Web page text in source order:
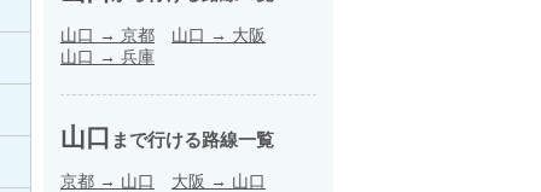
山口 → 京都 山口 → 大阪
山口 → 兵庫
山口 まで行ける路線一覧
京都 → 山口 大阪 → 山口